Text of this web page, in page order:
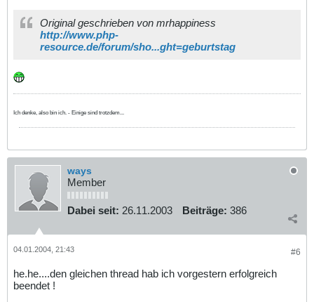
Original geschrieben von mrhappiness
http://www.php-
resource.de/forum/sho...ght=geburtstag
Ich denke, also bin ich. - Einige sind trotzdem...
ways
Member
Dabei seit: 26.11.2003 Beiträge: 386
#6
04.01.2004, 21:43
he.he....den gleichen thread hab ich vorgestern erfolgreich
beendet !